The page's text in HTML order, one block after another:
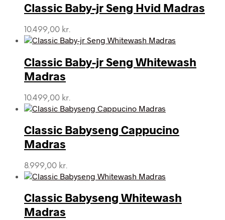
Classic Baby-jr Seng Hvid Madras
10.499,00 kr.
Classic Baby-jr Seng Whitewash
Madras
10.499,00 kr.
Classic Babyseng Cappucino
Madras
8.999,00 kr.
Classic Babyseng Whitewash
Madras